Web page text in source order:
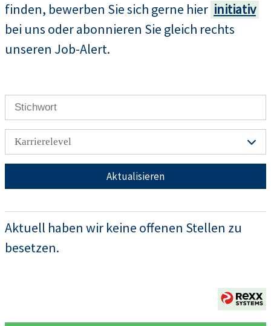
finden, bewerben Sie sich gerne hier initiativ
bei uns oder abonnieren Sie gleich rechts
unseren Job-Alert.
Karrierelevel
Aktualisieren
Aktuell haben wir keine offenen Stellen zu
besetzen.